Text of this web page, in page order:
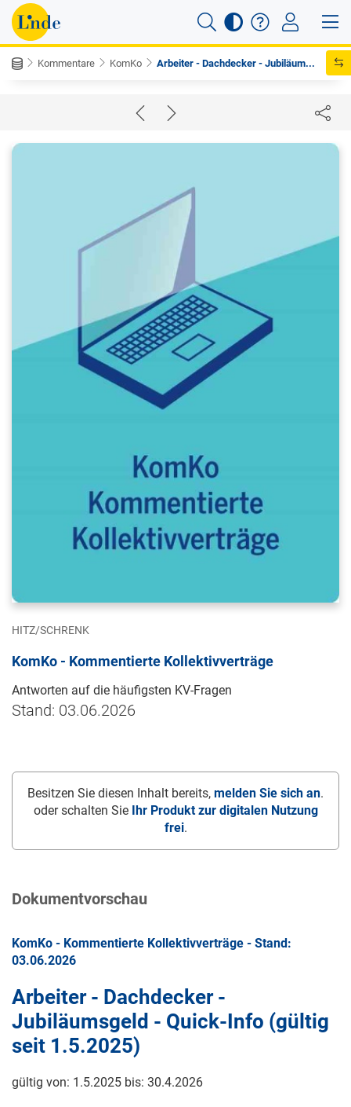
Kommentare KomKo Arbeiter - Dachdecker - Jubiläum...
HITZ/SCHRENK
KomKo - Kommentierte Kollektivverträge
Antworten auf die häufigsten KV-Fragen
Stand: 03.06.2026
Besitzen Sie diesen Inhalt bereits, melden Sie sich an.
oder schalten Sie
Ihr Produkt zur digitalen Nutzung
frei.
Dokumentvorschau
KomKo - Kommentierte Kollektivverträge - Stand:
03.06.2026
Arbeiter - Dachdecker -
Jubiläumsgeld - Quick-Info (gültig
seit 1.5.2025)
gültig von: 1.5.2025 bis: 30.4.2026